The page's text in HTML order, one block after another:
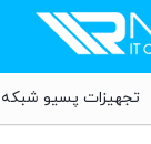
تجهیزات پسیو شبکه